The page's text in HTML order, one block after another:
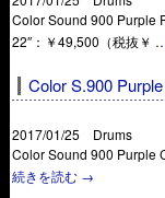
Color Sound 900 Purple
22″：￥49,500（税抜￥
Color S.900
2017/01/25 Drums
Color Sound 900 Purple
続きを読む →